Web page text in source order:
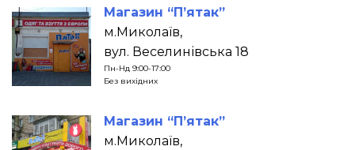
Магазин “П’ятак”
м.Миколаїв,
вул. Веселинівська 18
Пн-Нд 9:00-17:00
Без вихідних
Магазин “П’ятак”
м.Миколаїв,